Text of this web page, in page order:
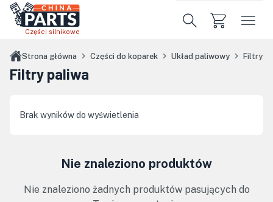
Przejdź do treści głównej
Części silnikowe
Strona główna Części do koparek Układ paliwowy Filtry
Filtry paliwa
Brak wyników do wyświetlenia
Nie znaleziono produktów
Nie znaleziono żadnych produktów pasujących do